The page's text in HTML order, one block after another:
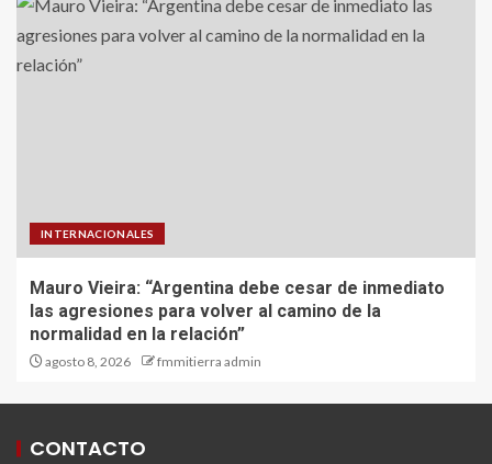
INTERNACIONALES
Mauro Vieira: “Argentina debe cesar de inmediato
las agresiones para volver al camino de la
normalidad en la relación”
agosto 8, 2026 fmmitierra admin
CONTACTO